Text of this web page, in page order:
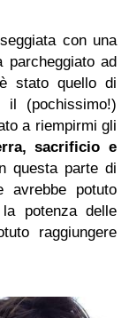
con una
ad
stato quello di
il (pochissimo!)
a riempirmi gli
sacrificio e
questa parte di
avrebbe potuto
potenza delle
raggiungere